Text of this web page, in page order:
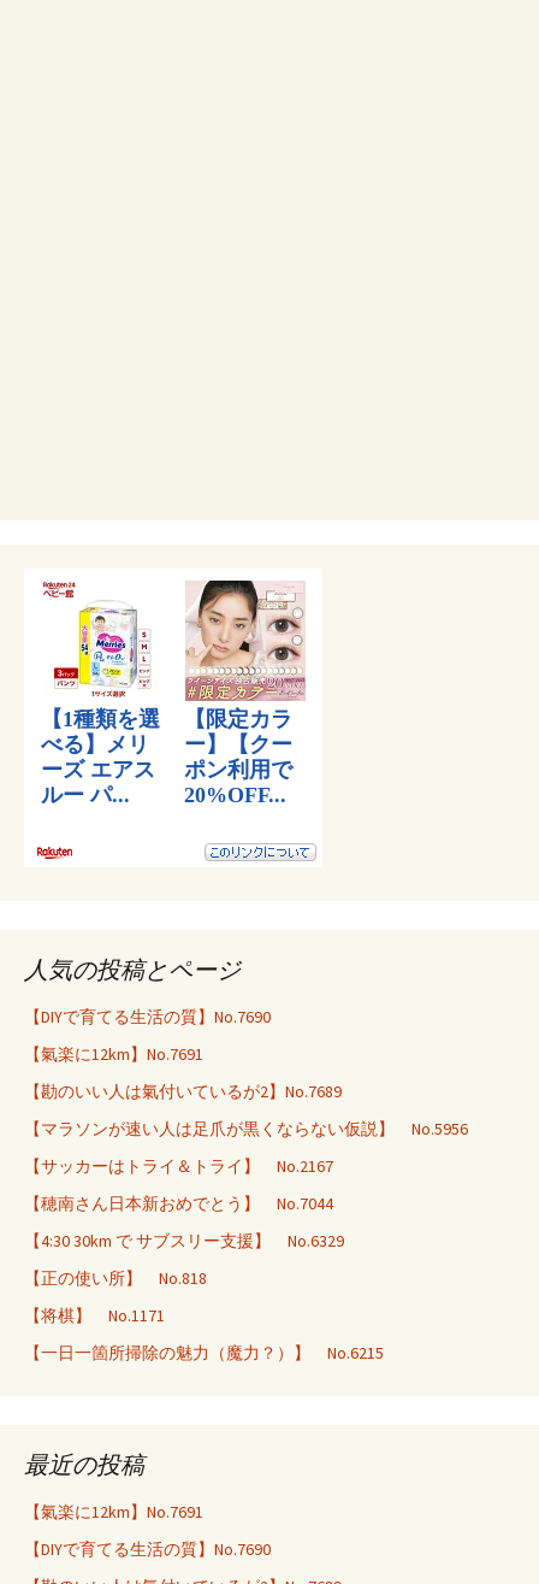
人気の投稿とページ
【DIYで育てる生活の質】No.7690
【氣楽に12km】No.7691
【勘のいい人は氣付いているが2】No.7689
【マラソンが速い人は足爪が黒くならない仮説】 No.5956
【サッカーはトライ＆トライ】 No.2167
【穂南さん日本新おめでとう】 No.7044
【4:30 30km で サブスリー支援】 No.6329
【正の使い所】 No.818
【将棋】 No.1171
【一日一箇所掃除の魅力（魔力？）】 No.6215
最近の投稿
【氣楽に12km】No.7691
【DIYで育てる生活の質】No.7690